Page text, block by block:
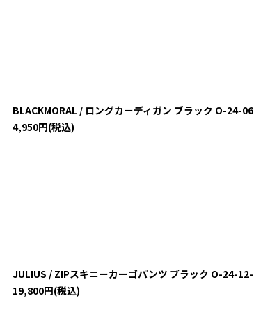
BLACKMORAL / ロングカーディガン ブラック O-
4,950円(税込)
JULIUS / ZIPスキニーカーゴパンツ ブラック O-24-
19,800円(税込)